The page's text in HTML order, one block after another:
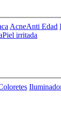
AcneAnti Edad
Piel irritada